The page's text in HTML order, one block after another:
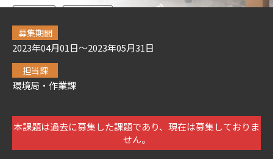
サテライトオフィスについて
募集期間
2023年04月01日～2023年05月31日
担当課
環境局・作業課
本課題は過去に募集した課題であり、現在は募集しておりま
せん。